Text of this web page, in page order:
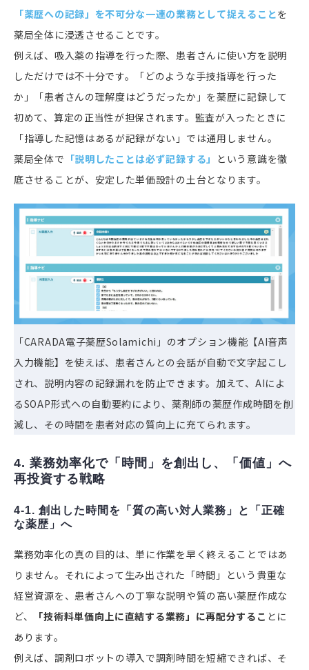
「薬歴への記録」を不可分な一連の業務として捉えることを
薬局全体に浸透させることです。
例えば、吸入薬の指導を行った際、患者さんに使い方を説明
しただけでは不十分です。「どのような手技指導を行った
か」「患者さんの理解度はどうだったか」を薬歴に記録して
初めて、算定の正当性が担保されます。監査が入ったときに
「指導した記憶はあるが記録がない」では通用しません。
薬局全体で 「説明したことは必ず記録する」 という意識を徹
底させることが、安定した単価設計の土台となります。
「CARADA電子薬歴Solamichi」のオプション機能 【AI音声
入力機能】を使えば、患者さんとの会話が自動で文字起こし
され、説明内容の記録漏れを防止できます。加えて、AIによ
るSOAP形式への自動要約により、薬剤師の薬歴作成時間を削
減し、その時間を患者対応の質向上に充てられます。
4. 業務効率化で「時間」を創出し、「価値」へ
再投資する戦略
4-1. 創出した時間を「質の高い対人業務」と「正確
な薬歴」へ
業務効率化の真の目的は、単に作業を早く終えることではあ
りません。それによって生み出された「時間」という貴重な
経営資源を、患者さんへの丁寧な説明や質の高い薬歴作成な
ど、
「技術料単価向上に直結する業務」に再配分するこ とに
あります。
例えば、調剤ロボットの導入で調剤時間を短縮できれば、そ